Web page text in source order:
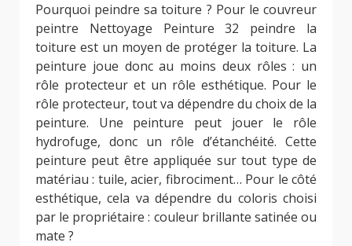
Pourquoi peindre sa toiture ? Pour le couvreur
peintre Nettoyage Peinture 32 peindre la
toiture est un moyen de protéger la toiture. La
peinture joue donc au moins deux rôles : un
rôle protecteur et un rôle esthétique. Pour le
rôle protecteur, tout va dépendre du choix de la
peinture. Une peinture peut jouer le rôle
hydrofuge, donc un rôle d’étanchéité. Cette
peinture peut être appliquée sur tout type de
matériau : tuile, acier, fibrociment… Pour le côté
esthétique, cela va dépendre du coloris choisi
par le propriétaire : couleur brillante satinée ou
mate ?